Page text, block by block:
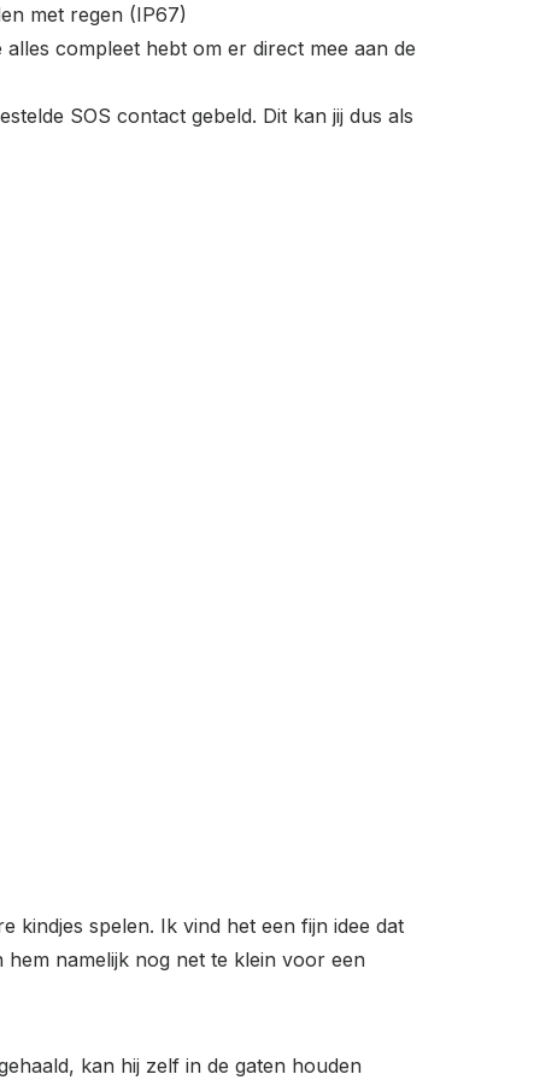
met regen (IP67)
compleet hebt om er direct mee aan de
SOS contact gebeld. Dit kan jij dus als
kindjes spelen. Ik vind het een fijn idee dat
namelijk nog net te klein voor een
kan hij zelf in de gaten houden